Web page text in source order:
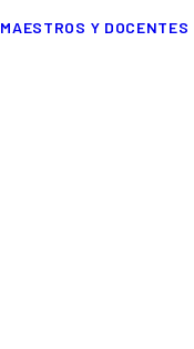
MAESTROS Y DOCENTES